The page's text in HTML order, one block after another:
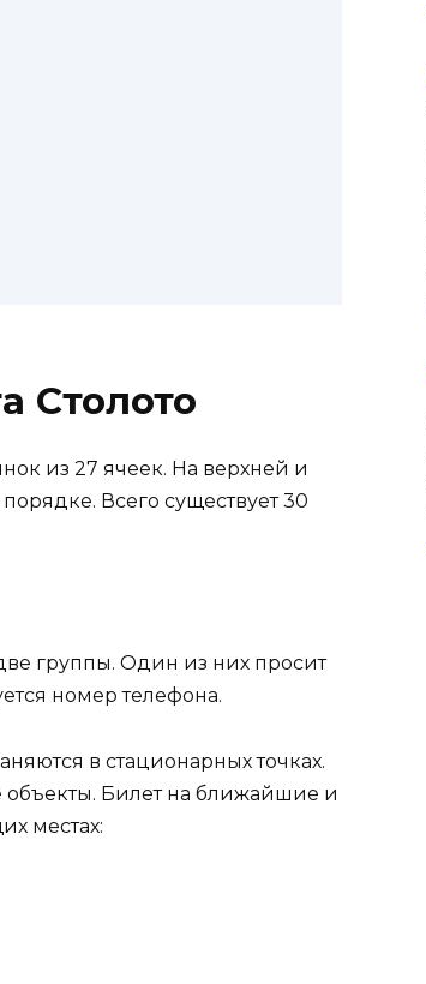
Столото
из 27 ячеек. На верхней и
Всего существует 30
группы. Один из них просит
номер телефона.
в стационарных точках.
Билет на ближайшие и
местах: